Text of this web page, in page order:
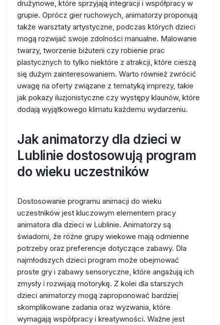
drużynowe, które sprzyjają integracji i współpracy w
grupie. Oprócz gier ruchowych, animatorzy proponują
także warsztaty artystyczne, podczas których dzieci
mogą rozwijać swoje zdolności manualne. Malowanie
twarzy, tworzenie biżuterii czy robienie prac
plastycznych to tylko niektóre z atrakcji, które cieszą
się dużym zainteresowaniem. Warto również zwrócić
uwagę na oferty związane z tematyką imprezy, takie
jak pokazy iluzjonistyczne czy występy klaunów, które
dodają wyjątkowego klimatu każdemu wydarzeniu.
Jak animatorzy dla dzieci w
Lublinie dostosowują program
do wieku uczestników
Dostosowanie programu animacji do wieku
uczestników jest kluczowym elementem pracy
animatora dla dzieci w Lublinie. Animatorzy są
świadomi, że różne grupy wiekowe mają odmienne
potrzeby oraz preferencje dotyczące zabawy. Dla
najmłodszych dzieci program może obejmować
proste gry i zabawy sensoryczne, które angażują ich
zmysły i rozwijają motorykę. Z kolei dla starszych
dzieci animatorzy mogą zaproponować bardziej
skomplikowane zadania oraz wyzwania, które
wymagają współpracy i kreatywności. Ważne jest